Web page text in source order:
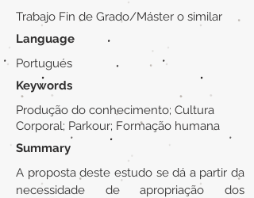
Trabajo Fin de Grado/Máster o similar
Language
Portugués
Keywords
Produção do conhecimento; Cultura
Corporal; Parkour; Formação humana
Summary
A proposta deste estudo se dá a partir da
necessidade de apropriação dos